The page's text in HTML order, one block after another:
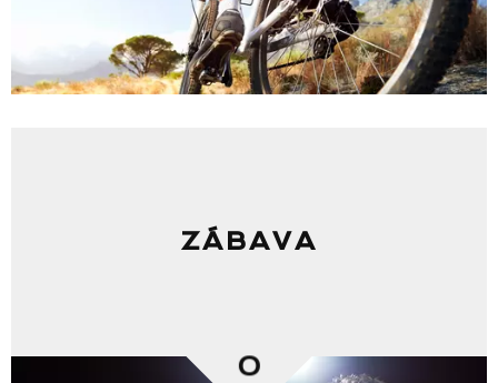
ZÁBAVA
0